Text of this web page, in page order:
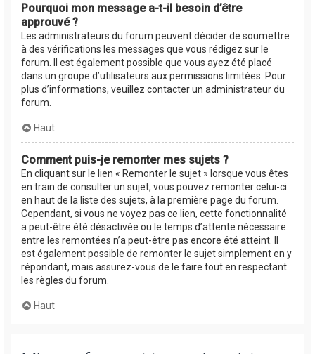
Pourquoi mon message a-t-il besoin d’être
approuvé ?
Les administrateurs du forum peuvent décider de soumettre
à des vérifications les messages que vous rédigez sur le
forum. Il est également possible que vous ayez été placé
dans un groupe d’utilisateurs aux permissions limitées. Pour
plus d’informations, veuillez contacter un administrateur du
forum.
Haut
Comment puis-je remonter mes sujets ?
En cliquant sur le lien « Remonter le sujet » lorsque vous êtes
en train de consulter un sujet, vous pouvez remonter celui-ci
en haut de la liste des sujets, à la première page du forum.
Cependant, si vous ne voyez pas ce lien, cette fonctionnalité
a peut-être été désactivée ou le temps d’attente nécessaire
entre les remontées n’a peut-être pas encore été atteint. Il
est également possible de remonter le sujet simplement en y
répondant, mais assurez-vous de le faire tout en respectant
les règles du forum.
Haut